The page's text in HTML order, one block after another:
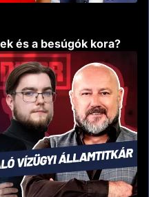
és a besúgók kora?